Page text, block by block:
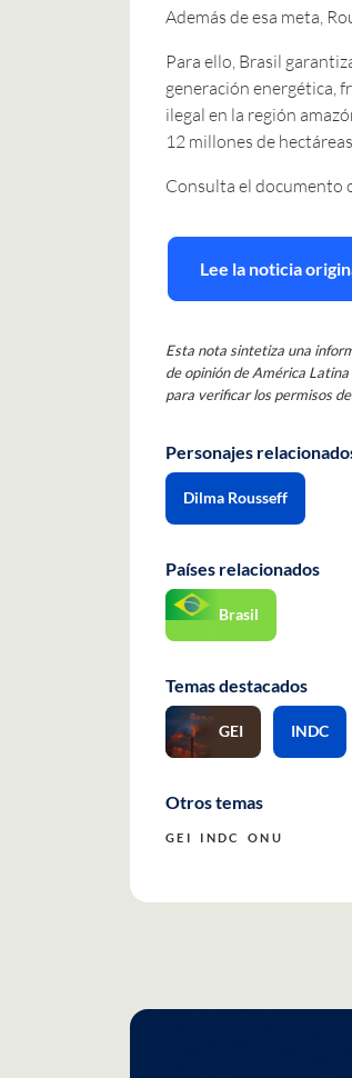
Además de esa meta,
Para ello, Brasil
generación energética,
ilegal en la región
12 millones de hectáreas.
Consulta el documento
Lee la noticia
Esta nota sintetiza una
de opinión de América
para verificar los permisos
Personajes
Dilma Rousseff
Países relacionados
Brasil
Temas destacados
GEI INDC
Otros temas
GEI INDC ONU